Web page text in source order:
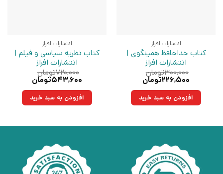
انتشارات افراز
کتاب خداحافظ همینگوی |
انتشارات افراز
۳۰۰,۰۰۰تومان
قیمت
۳۰۰,۰۰۰تومان
بود.
۲۲۶,۵۰۰تومان
۲۲۶,۵۰۰تومان.افزودن به سبد خرید
انتشارات افراز
کتاب نظریه سیاسی و فیلم |
انتشارات افراز
۷۲۰,۰۰۰تومان
قیمت
۷۲۰,۰۰۰تومان
بود.
۵۴۳,۶۰۰تومان
۵۴۳,۶۰۰تومان.افزودن به سبد خرید